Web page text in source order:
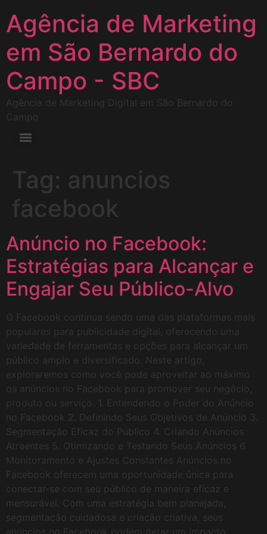
Agência de Marketing
em São Bernardo do
Campo - SBC
Agência de Marketing Digital em São Bernardo do
Campo
Tag: anuncios
facebook
Anúncio no Facebook:
Estratégias para Alcançar e
Engajar Seu Público-Alvo
O Facebook continua sendo uma das plataformas mais
populares para publicidade digital, oferecendo uma
variedade de ferramentas e opções para alcançar um
público amplo e diversificado. Neste artigo,
exploraremos como você pode aproveitar ao máximo
os anúncios no Facebook para promover seu negócio,
produto ou serviço. 1. Entendendo o Poder do Anúncio
no Facebook 2. Definindo Seus Objetivos de Anúncio 3.
Segmentação Eficaz do Público 4. Criando Anúncios
Atraentes 5. Otimizando e Testando Seus Anúncios 6.
Monitoramento e Ajustes Constantes Anúncios no
Facebook oferecem uma oportunidade única para
conectar-se com seu público de maneira eficaz e
mensurável. Com uma estratégia bem planejada,
segmentação cuidadosa e criação criativa, seus
anúncios no Facebook podem gerar um impacto